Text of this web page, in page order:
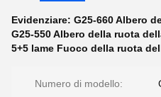
Evidenziare: G25-660 Albero
G25-550 Albero della ruota
5+5 lame Fuoco della ruota
Numero di modello: